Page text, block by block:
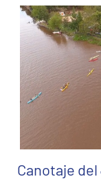
Canotaje